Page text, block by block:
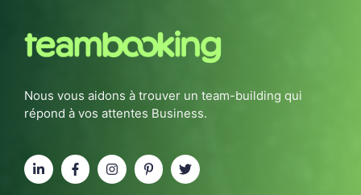
Nous vous aidons à trouver un team-building qui
répond à vos attentes Business.